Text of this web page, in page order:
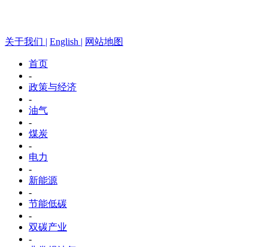
关于我们 | English | 网站地图
首页
-
政策与经济
-
油气
-
煤炭
-
电力
-
新能源
-
节能低碳
-
双碳产业
-